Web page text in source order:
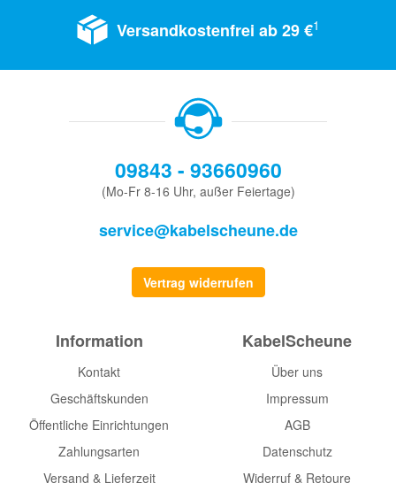
Versandkostenfrei ab 29 €1
09843 - 93660960
(Mo-Fr 8-16 Uhr, außer Feiertage)
service@kabelscheune.de
Vertrag widerrufen
Information
Kontakt
Geschäftskunden
Öffentliche Einrichtungen
Zahlungsarten
Versand & Lieferzeit
KabelScheune
Über uns
Impressum
AGB
Datenschutz
Widerruf & Retoure